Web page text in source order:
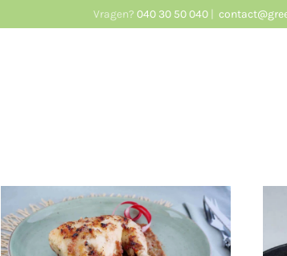
Vragen?040 30 50 040|